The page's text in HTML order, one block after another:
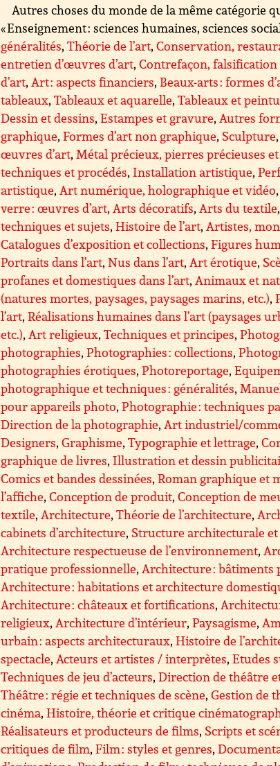
Autres choses du monde de la même catégorie
« Enseignement : sciences humaines, sciences
généralités,Théorie de l’art,Conservation,
entretien d’œuvres d’art,Contrefaçon,
d’art,Art : aspects financiers, Beaux-arts : formes
tableaux,Tableaux et aquarelle,Tableaux et
Dessin et dessins,Estampes et gravure,Autres
graphique,Formes d’art non graphique, Sculpture,
œuvres d’art,Métal précieux, pierres précieuses
techniques et procédés, Installation artistique,
artistique,Art numérique, holographique et vidéo
verre : œuvres d’art,Arts décoratifs,Arts du textile,
techniques et sujets,Histoire de l’art,Artistes,
Catalogues d’exposition et collections,Figures
Portraits dans l’art,Nus dans l’art,Art érotique,
profanes et domestiques dans l’art,Animaux et
(natures mortes, paysages, paysages marins, etc.),
l’art,Réalisations humaines dans l’art (paysages
etc.),Art religieux,Techniques et principes,
photographies,Photographies : collections,
photographies érotiques,Photoreportage,
photographique et techniques : généralités,
pour appareils photo,Photographie : techniques
Direction de la photographie,Art industriel/
Designers,Graphisme,Typographie et lettrage,
graphique de livres, Illustration et dessin
Comics et bandes dessinées,Roman graphique et
l’affiche,Conception de produit,Conception de
textile,Architecture,Théorie de l’architecture,
cabinets d’architecture, Structure architecturale
Architecture respectueuse de l’environnement,
pratique professionnelle,Architecture : bâtiments
Architecture : habitations et architecture
Architecture : châteaux et fortifications,
religieux,Architecture d’intérieur,Paysagisme,
urbain : aspects architecturaux,Histoire de
spectacle,Acteurs et artistes / interprètes,Etudes
Techniques de jeu d’acteurs,Direction de théâtre
Théâtre : régie et techniques de scène,Gestion de
cinéma,Histoire, théorie et critique
Réalisateurs et producteurs de films, Scripts et
critiques de film,Film : styles et genres,